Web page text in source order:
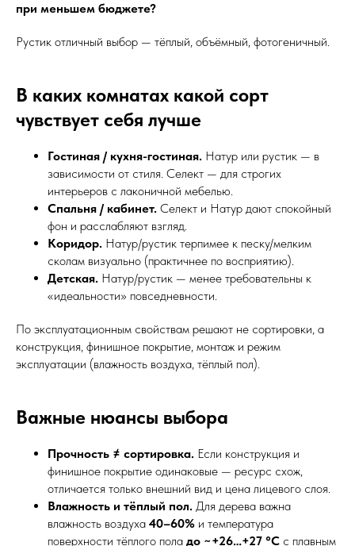
при меньшем бюджете?
Рустик отличный выбор — тёплый, объёмный, фотогеничный.
В каких комнатах какой сорт
чувствует себя лучше
Гостиная / кухня-гостиная. Натур или рустик — в
зависимости от стиля. Селект — для строгих
интерьеров с лаконичной мебелью.
Спальня / кабинет. Селект и Натур дают спокойный
фон и расслабляют взгляд.
Коридор. Натур/рустик терпимее к песку/мелким
сколам визуально (практичнее по восприятию).
Детская. Натур/рустик — менее требовательны к
«идеальности» повседневности.
По эксплуатационным свойствам решают не сортировки, а
конструкция, финишное покрытие, монтаж и режим
эксплуатации (влажность воздуха, тёплый пол).
Важные нюансы выбора
Прочность ≠ сортировка. Если конструкция и
финишное покрытие одинаковые — ресурс схож,
отличается только внешний вид и цена лицевого слоя.
Влажность и тёплый пол. Для дерева важна
влажность воздуха 40–60% и температура
поверхности тёплого пола до ~+26…+27 °C с плавным